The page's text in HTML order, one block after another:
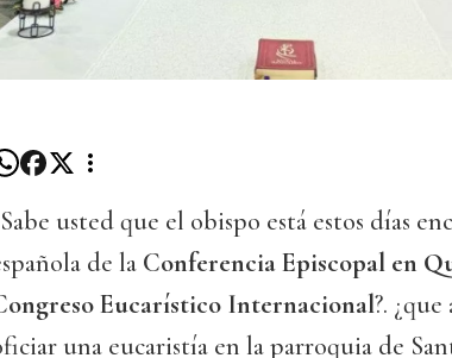
usted que el obispo está estos días
de la Conferencia Episcopal en
Eucarístico Internacional?. ¿que
una eucaristía en la parroquia de